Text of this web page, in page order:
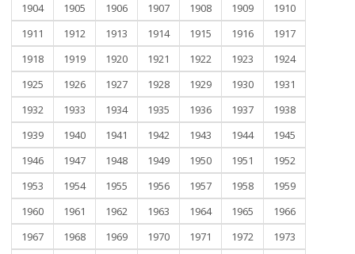
1904
1905 1906 1907 1908 1909
1910
1911
1912 1913 1914 1915 1916
1917
1918
1919 1920 1921 1922 1923
1924
1925
1926 1927 1928 1929 1930
1931
1932
1933 1934 1935 1936 1937
1938
1939
1940 1941 1942 1943 1944
1945
1946
1947 1948 1949 1950 1951
1952
1953
1954 1955 1956 1957 1958
1959
1960
1961 1962 1963 1964 1965
1966
1967
1968 1969 1970 1971 1972
1973